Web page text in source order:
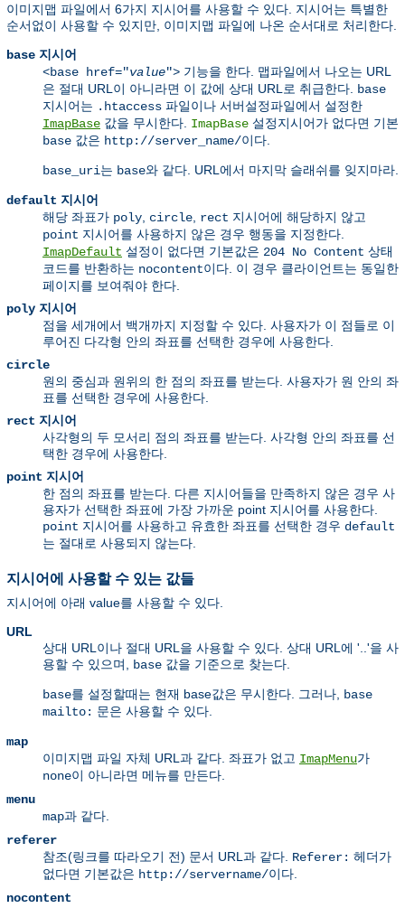
이미지맵 파일에서 6가지 지시어를 사용할 수 있다. 지시어는 특별한
순서없이 사용할 수 있지만, 이미지맵 파일에 나온 순서대로 처리한다.
base 지시어
<base href="value"> 기능을 한다. 맵파일에서 나오는 URL
은 절대 URL이 아니라면 이 값에 상대 URL로 취급한다.
base
지시어는 .htaccess 파일이나 서버설정파일에서 설정한
ImapBase 값을 무시한다. ImapBase 설정지시어가 없다면 기본
base 값은 http://server_name/이다.
base_uri는 base와 같다. URL에서 마지막 슬래쉬를 잊지마라.
default 지시어
해당 좌표가 poly circle rect 지시어에 해당하지 않고
point 지시어를 사용하지 않은 경우 행동을 지정한다.
ImapDefault 설정이 없다면 기본값은 204 No Content 상태
코드를 반환하는 nocontent이다. 이 경우 클라이언트는 동일한
페이지를 보여줘야 한다.
poly 지시어
점을 세개에서 백개까지 지정할 수 있다. 사용자가 이 점들로 이
루어진 다각형 안의 좌표를 선택한 경우에 사용한다.
circle
원의 중심과 원위의 한 점의 좌표를 받는다. 사용자가 원 안의 좌
표를 선택한 경우에 사용한다.
rect 지시어
사각형의 두 모서리 점의 좌표를 받는다. 사각형 안의 좌표를 선
택한 경우에 사용한다.
point 지시어
한 점의 좌표를 받는다. 다른 지시어들을 만족하지 않은 경우 사
용자가 선택한 좌표에 가장 가까운 point 지시어를 사용한다.
point 지시어를 사용하고 유효한 좌표를 선택한 경우 default
는 절대로 사용되지 않는다.
지시어에 사용할 수 있는 값들
지시어에 아래 value를 사용할 수 있다.
URL
상대 URL이나 절대 URL을 사용할 수 있다. 상대 URL에 '..'을 사
용할 수 있으며,
base 값을 기준으로 찾는다.
base를 설정할때는 현재 base값은 무시한다. 그러나,
base
mailto: 문은 사용할 수 있다.
map
이미지맵 파일 자체 URL과 같다. 좌표가 없고 ImapMenu가
none이 아니라면 메뉴를 만든다.
menu
map과 같다.
referer
참조(링크를 따라오기 전) 문서 URL과 같다. Referer: 헤더가
없다면 기본값은 http://servername/이다.
nocontent